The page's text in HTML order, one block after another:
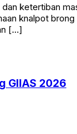
ketertiban
knalpot
[…]
GIIAS 2026